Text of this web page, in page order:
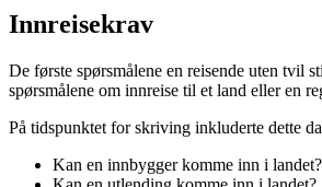
Innreisekrav
De første spørsmålene en reisende uten tvil
spørsmålene om innreise til et land eller en
På tidspunktet for skriving inkluderte dette
Kan en innbygger komme inn i landet?